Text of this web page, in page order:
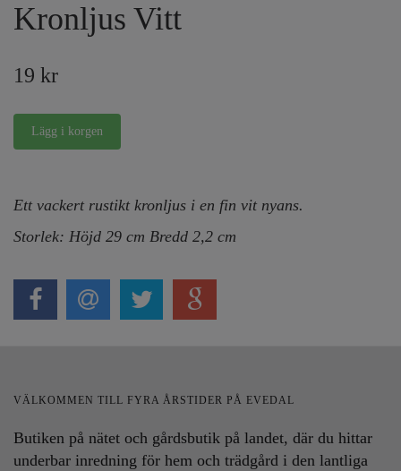
Kronljus Vitt
19 kr
Ett vackert rustikt kronljus i en fin vit nyans.
Storlek: Höjd 29 cm Bredd 2,2 cm
VÄLKOMMEN TILL FYRA ÅRSTIDER PÅ EVEDAL
Butiken på nätet och gårdsbutik på landet, där du hittar
underbar inredning för hem och trädgård i den lantliga